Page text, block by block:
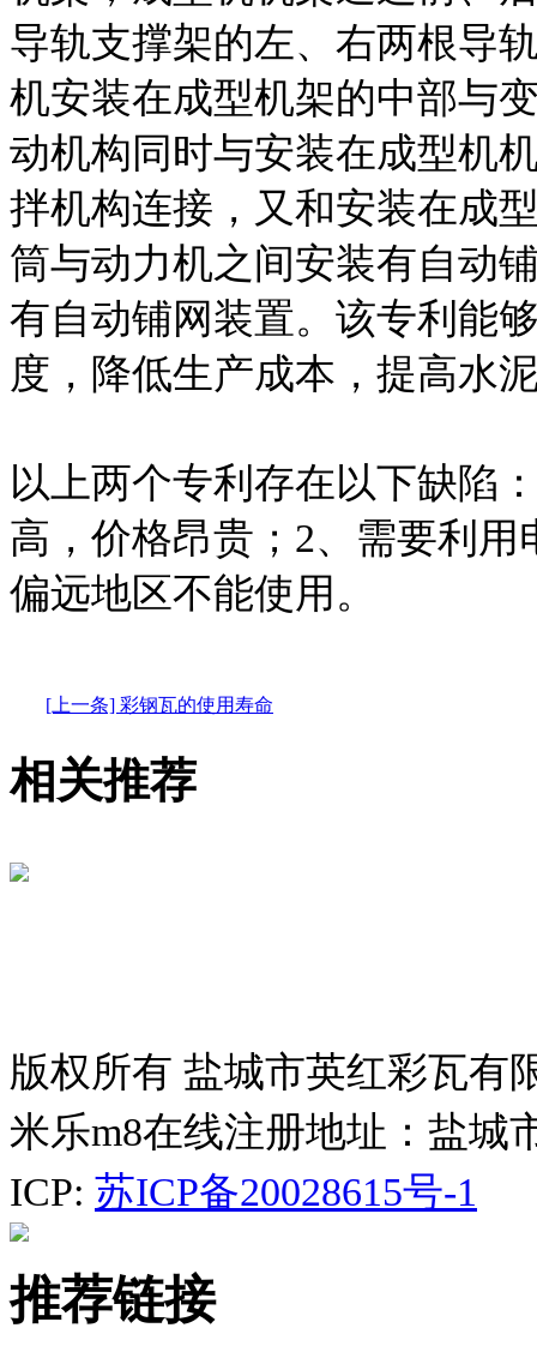
导轨支撑架的左、右两根导
机安装在成型机架的中部与
动机构同时与安装在成型机
拌机构连接，又和安装在成
筒与动力机之间安装有自动
有自动铺网装置。该专利能
度，降低生产成本，提高水
以上两个专利存在以下缺陷
高，价格昂贵；2、需要利
偏远地区不能使用。
[上一条] 彩钢瓦的使用寿命
相关推荐
版权所有 盐城市英红彩瓦有
米乐m8在线注册地址：盐城
ICP: 苏ICP备20028615号-1
推荐链接